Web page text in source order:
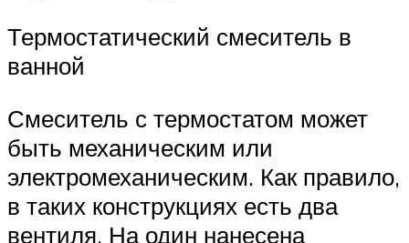
Термостатический смеситель в
ванной
Смеситель с термостатом может
быть механическим или
электромеханическим. Как правило,
в таких конструкциях есть два
вентиля. На один нанесена